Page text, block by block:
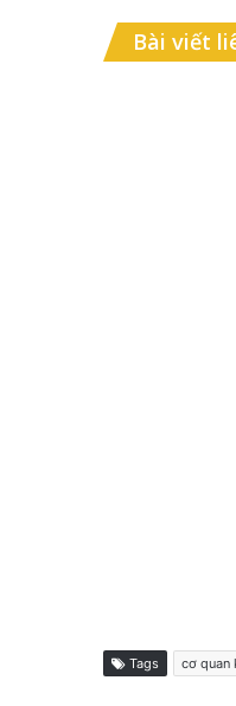
Bài viết
Tags cơ quan